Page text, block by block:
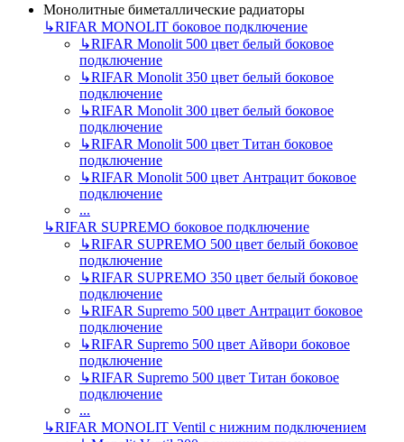
Монолитные биметаллические радиаторы
↳RIFAR MONOLIT боковое подключение
↳RIFAR Monolit 500 цвет белый боковое
подключение
↳RIFAR Monolit 350 цвет белый боковое
подключение
↳RIFAR Monolit 300 цвет белый боковое
подключение
↳RIFAR Monolit 500 цвет Титан боковое
подключение
↳RIFAR Monolit 500 цвет Антрацит боковое
подключение
...
↳RIFAR SUPREMO боковое подключение
↳RIFAR SUPREMO 500 цвет белый боковое
подключение
↳RIFAR SUPREMO 350 цвет белый боковое
подключение
↳RIFAR Supremo 500 цвет Антрацит боковое
подключение
↳RIFAR Supremo 500 цвет Айвори боковое
подключение
↳RIFAR Supremo 500 цвет Титан боковое
подключение
...
↳RIFAR MONOLIT Ventil с нижним подключением